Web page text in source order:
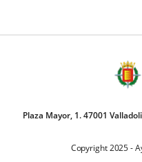
Plaza Mayor, 1. 47001
Copyright 2025 -